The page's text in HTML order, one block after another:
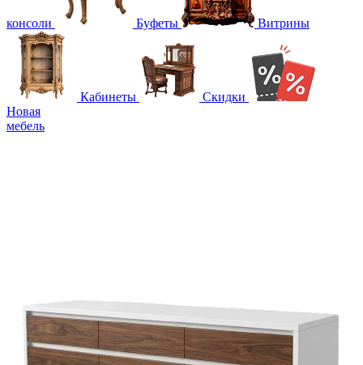
консоли Буфеты Витрины
Кабинеты
Скидки
Новая
мебель